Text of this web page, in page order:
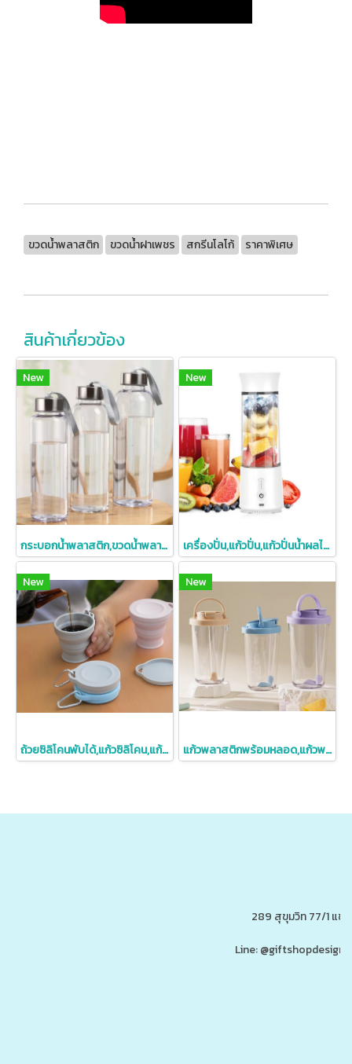
ขวดน้ำพลาสติก ขวดน้ำฝาเพชร สกรีนโลโก้ ราคาพิเศษ
สินค้าเกี่ยวข้อง
New
กระบอกน้ำพลาสติก,ขวดน้ำพลาสติก,ขวดพลาสติกพร้อมเชือกห้อย
New
เครื่องปั่น,แก้วปั่น,แก้วปั่นน้ำผลไม้,เครื่องปั่นน้ำผลไม้
New
ถ้วยซิลิโคนพับได้,แก้วซิลิโคน,แก้วซิลิโคนพกพา,ถ้วยพับได้พร้อมที่ห้อย,180ml
New
แก้วพลาสติกพร้อมหลอด,แก้วพลาสติกใส่ชานม,แก้วพลาสติกใส,710ml
289 สุขุมวิท 77/1 แข
Line: